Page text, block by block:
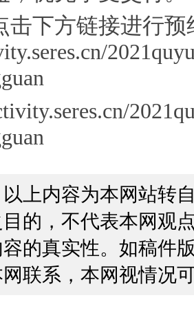
击下方链接进行预
上内容为本网站转
的，不代表本网观
的真实性。如稿件
联系，本网视情况